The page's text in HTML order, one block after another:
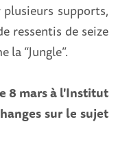
supports,
ressentis de seize
la “Jungle”.
8 mars à l'Institut
sur le sujet